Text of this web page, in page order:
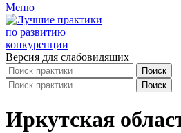
Меню
Версия для слабовидяших
Поиск
Поиск
Иркутская